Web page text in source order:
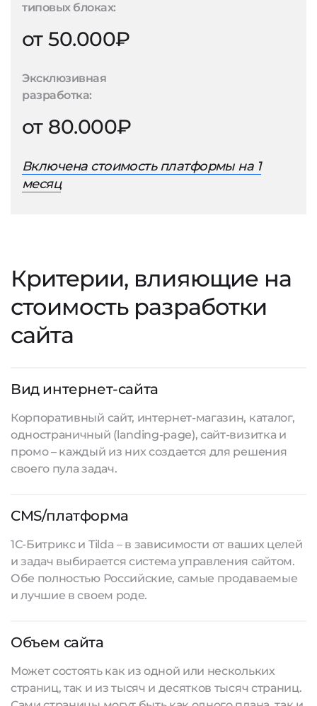
типовых блоках:
от 50.000₽
Эксклюзивная
разработка:
от 80.000₽
Включена стоимость платформы на 1
месяц
Критерии, влияющие на
стоимость разработки
сайта
Вид интернет-сайта
Корпоративный сайт, интернет-магазин, каталог,
одностраничный (landing-page), сайт-визитка и
промо – каждый из них создается для решения
своего пула задач.
CMS/платформа
1С-Битрикс и Tilda – в зависимости от ваших целей
и задач выбирается система управления сайтом.
Обе полностью Российские, самые продаваемые
и лучшие в своем роде.
Объем сайта
Может состоять как из одной или нескольких
страниц, так и из тысяч и десятков тысяч страниц.